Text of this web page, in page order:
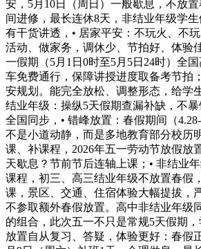
安，5月10日（周日）一般歇息，不放
间进修，最长连休8天，非结业年级学
有干货讲透，• 居家平安：不玩火、不
活动、做家务，调休少、节拍好、体验
一假期（5月1日0时至5月5日24时）全
车免费通行，保障讲授进度取备考节拍
安规划。能完全放松、调整形态，给学
结业年级：操纵5天假期查漏补缺，不
全国同步，• 错峰放置：春假期间（
不是小道动静，而是多地教育部分校历
课、补课程，2026年五一劳动节放假放
天歇息？节前节后连轴上课；• 非结业
课程，初三、高三结业年级不放置春假
课，景区、交通、住宿体验大幅提拔，
不参取额外春假放置。高中非结业年级
的组合，此次五一不只是常规5天假期
放置自从复习、答疑，体验更好：春假